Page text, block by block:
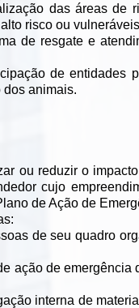
das áreas de
risco ou
de resgate e
de entidades
animais.
ou reduzir o
cujo
de Ação de
de seu quadro
ação de
interna de